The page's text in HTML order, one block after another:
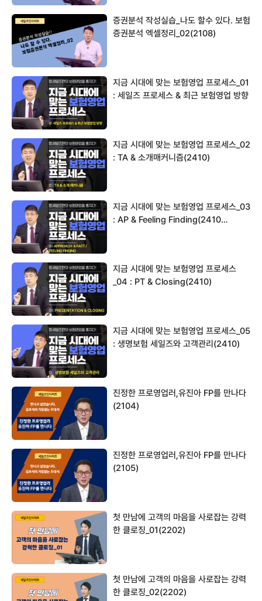
증권분석 작성실습_나도 할수 있다. 보험
증권분석 엑셀정리_02(2108)
지금 시대에 맞는 보험영업 프로세스_01
: 세일즈 프로세스 & 최근 보험영업 방향
지금 시대에 맞는 보험영업 프로세스_02
: TA & 소개매커니즘(2410)
지금 시대에 맞는 보험영업 프로세스_03
: AP & Feeling Finding(2410…
지금 시대에 맞는 보험영업 프로세스
_04 : PT & Closing(2410)
지금 시대에 맞는 보험영업 프로세스_05
: 생명보험 세일즈와 고객관리(2410)
진정한 프로영업러,유진아 FP를 만나다
(2104)
진정한 프로영업러,유진아 FP를 만나다
(2105)
첫 만남에 고객의 마음을 사로잡는 강력
한 클로징_01(2202)
첫 만남에 고객의 마음을 사로잡는 강력
한 클로징_02(2202)